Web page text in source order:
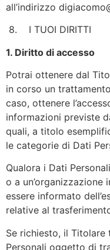
all’indirizzo
8. I TUOI DIRITTI
1. Diritto di accesso
Potrai ottenere dal
in corso un
caso, ottenere
informazioni previste
quali, a titolo
le categorie di Dati
Qualora i Dati
o a
essere informato
relative al
Se richiesto, il
Personali oggetto di